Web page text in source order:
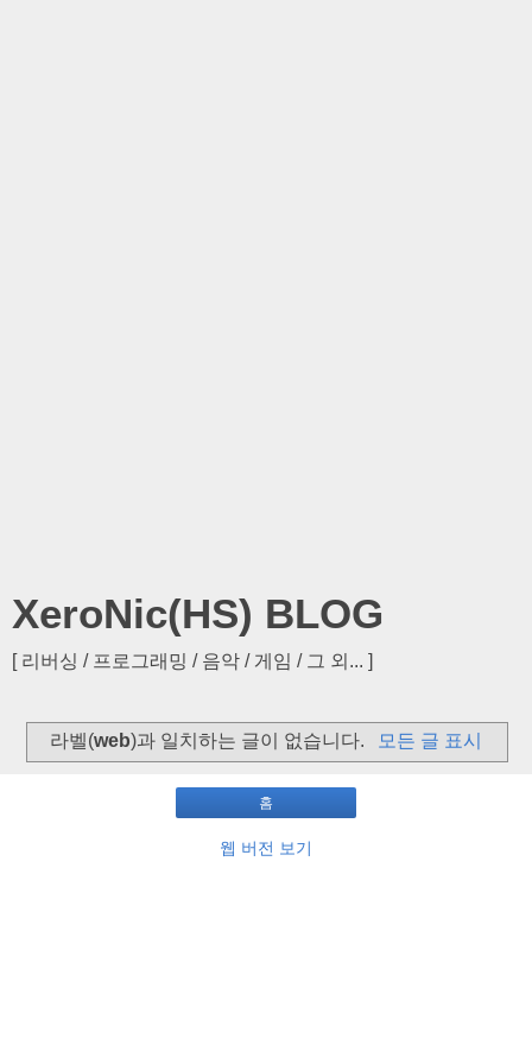
XeroNic(HS) BLOG
[ 리버싱 / 프로그래밍 / 음악 / 게임 / 그 외... ]
라벨(web)과 일치하는 글이 없습니다. 모든 글 표시
홈
웹 버전 보기